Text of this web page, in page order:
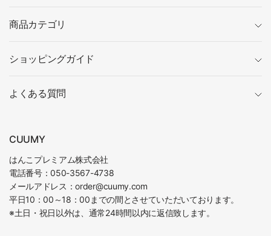
商品カテゴリ
ショッピングガイド
よくある質問
CUUMY
はんこプレミアム株式会社
電話番号：050-3567-4738
メールアドレス：order@cuumy.com
平日10：00～18：00までの間とさせていただいております。
※土日・祝日以外は、通常24時間以内に返信致します。